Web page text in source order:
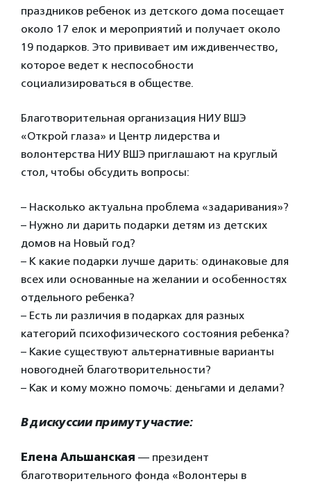
праздников ребенок из детского дома посещает
около 17 елок и мероприятий и получает около
19 подарков. Это прививает им иждивенчество,
которое ведет к неспособности
социализироваться в обществе.
Благотворительная организация НИУ ВШЭ
«Открой глаза» и Центр лидерства и
волонтерства НИУ ВШЭ приглашают на круглый
стол, чтобы обсудить вопросы:
– Насколько актуальна проблема «задаривания»?
– Нужно ли дарить подарки детям из детских
домов на Новый год?
– К какие подарки лучше дарить: одинаковые для
всех или основанные на желании и особенностях
отдельного ребенка?
– Есть ли различия в подарках для разных
категорий психофизического состояния ребенка?
– Какие существуют альтернативные варианты
новогодней благотворительности?
– Как и кому можно помочь: деньгами и делами?
В дискуссии примут участие:
Елена Альшанская — президент
благотворительного фонда «Волонтеры в